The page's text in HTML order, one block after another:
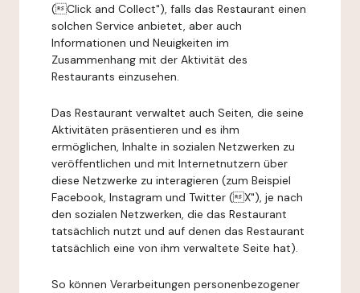
(Click and Collect"), falls das Restaurant einen
solchen Service anbietet, aber auch
Informationen und Neuigkeiten im
Zusammenhang mit der Aktivität des
Restaurants einzusehen.
Das Restaurant verwaltet auch Seiten, die seine
Aktivitäten präsentieren und es ihm
ermöglichen, Inhalte in sozialen Netzwerken zu
veröffentlichen und mit Internetnutzern über
diese Netzwerke zu interagieren (zum Beispiel
Facebook, Instagram und Twitter (X"), je nach
den sozialen Netzwerken, die das Restaurant
tatsächlich nutzt und auf denen das Restaurant
tatsächlich eine von ihm verwaltete Seite hat).
So können Verarbeitungen personenbezogener